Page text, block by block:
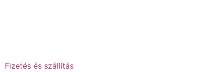
Fizetés és szállítás